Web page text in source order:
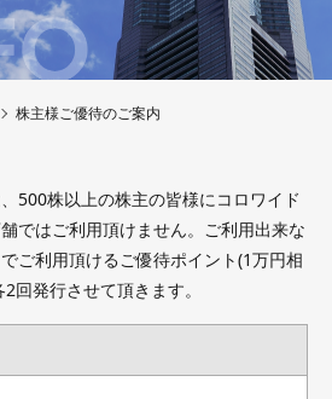
株主様ご優待のご案内
500株以上の株主の皆様にコロワイド
ではご利用頂けません。ご利用出来な
ご利用頂けるご優待ポイント(1万円相
回発行させて頂きます。